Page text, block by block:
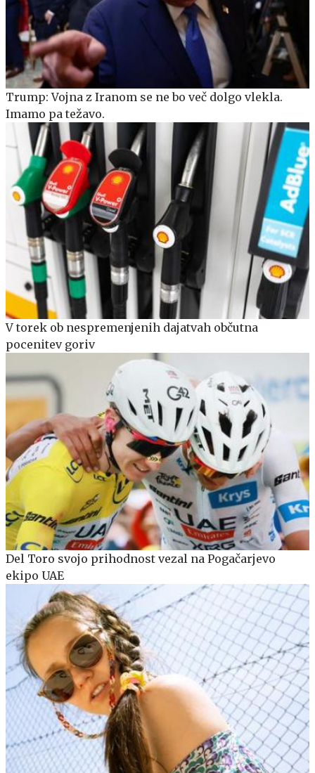
Trump: Vojna z Iranom se ne bo več dolgo vlekla.
Imamo pa težavo.
V torek ob nespremenjenih dajatvah občutna
pocenitev goriv
Del Toro svojo prihodnost vezal na Pogačarjevo
ekipo UAE